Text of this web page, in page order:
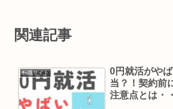
関連記事
転職サイト
0円就活がや
当？！契約前
注意点とは・